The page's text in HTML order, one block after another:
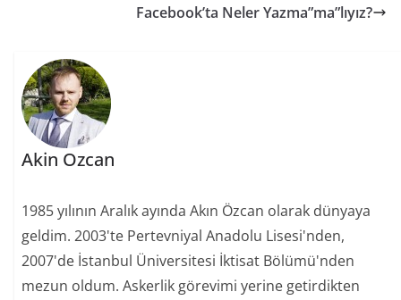
Facebook’ta Neler Yazma”ma”lıyız?
Akin Ozcan
1985 yılının Aralık ayında Akın Özcan olarak dünyaya
geldim. 2003'te Pertevniyal Anadolu Lisesi'nden,
2007'de İstanbul Üniversitesi İktisat Bölümü'nden
mezun oldum. Askerlik görevimi yerine getirdikten